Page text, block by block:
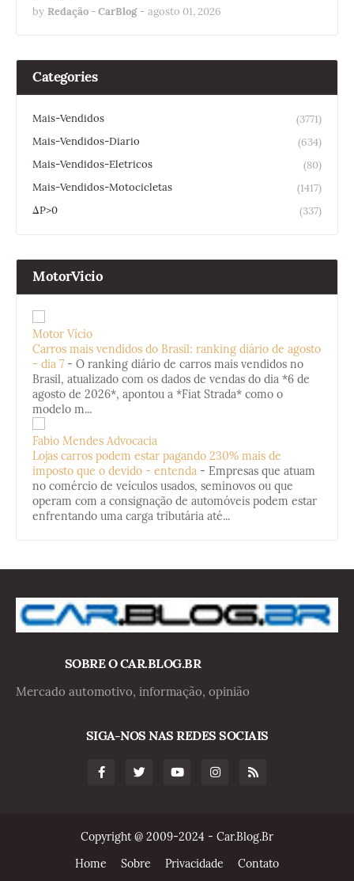
by Redação - CarBlog - agosto 01, 2026
Categories
Mais-Vendidos
(3771)
Mais-Vendidos-Diario
(634)
Mais-Vendidos-Eletricos
(80)
Mais-Vendidos-Motocicletas
(1417)
ΔP>0
(337)
MotorVicio
Motor Vício
Carros mais vendidos do Brasil: ranking diário de agosto
- dia 7 - O ranking diário de carros mais vendidos no
Brasil, atualizado com os dados de vendas do dia *6 de
agosto de 2026*, apontou a *Fiat Strada* como o
modelo m...
Fabio Mendes Advocacia
Lojas carros podem estar pagando 230% mais de
imposto que o devido - entenda - Empresas que atuam
no comércio de veículos usados, seminovos ou que
operam com a consignação de automóveis podem estar
enfrentando uma carga tributária até...
SOBRE O CAR.BLOG.BR
Mercado automotivo, informação, opinião
SIGA-NOS NAS REDES SOCIAIS
Copyright @ 2009-2024 - Car.Blog.Br
Home
Sobre Privacidade Contato